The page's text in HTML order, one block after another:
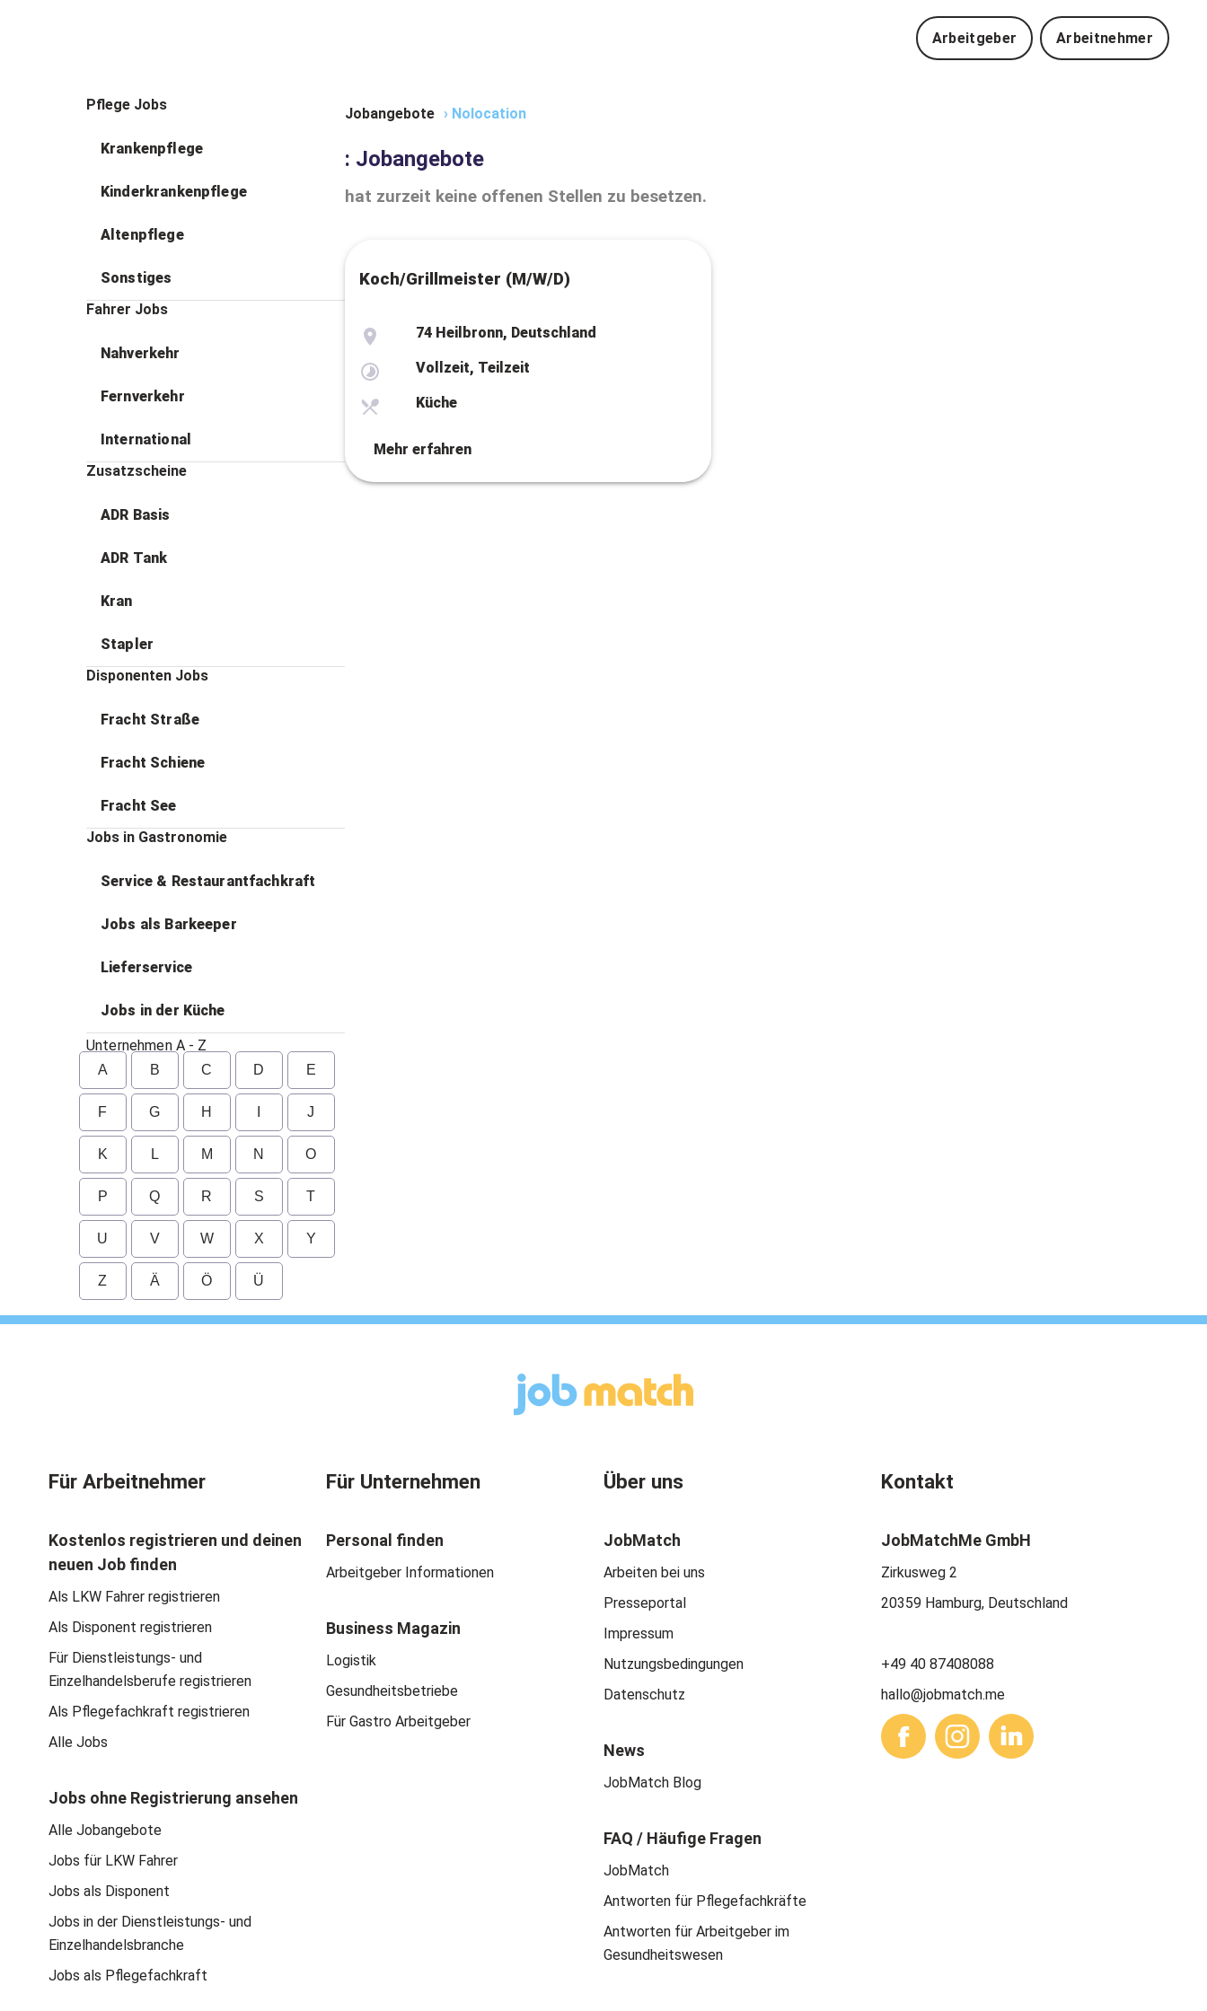
Arbeitgeber Arbeitnehmer
Pflege Jobs
Krankenpflege
Kinderkrankenpflege
Altenpflege
Sonstiges
Fahrer Jobs
Nahverkehr
Fernverkehr
International
Zusatzscheine
ADR Basis
ADR Tank
Kran
Stapler
Disponenten Jobs
Fracht Straße
Fracht Schiene
Fracht See
Jobs in Gastronomie
Service & Restaurantfachkraft
Jobs als Barkeeper
Lieferservice
Jobs in der Küche
Unternehmen A - Z
A B C D E
F G H J
K L M N O
P Q R S T
U V W X Y
Z Ä Ö Ü
Jobangebote › Nolocation
: Jobangebote
hat zurzeit keine offenen Stellen zu besetzen.
Koch/Grillmeister (M/W/D)
74 Heilbronn, Deutschland
Vollzeit, Teilzeit
Küche
Mehr erfahren
Für Arbeitnehmer
Kostenlos registrieren und deinen
neuen Job finden
Als LKW Fahrer registrieren
Als Disponent registrieren
Für Dienstleistungs- und
Einzelhandelsberufe registrieren
Als Pflegefachkraft registrieren
Alle Jobs
Jobs ohne Registrierung ansehen
Alle Jobangebote
Jobs für LKW Fahrer
Jobs als Disponent
Jobs in der Dienstleistungs- und
Einzelhandelsbranche
Jobs als Pflegefachkraft
Für Unternehmen
Personal finden
Arbeitgeber Informationen
Business Magazin
Logistik
Gesundheitsbetriebe
Für Gastro Arbeitgeber
Über uns
JobMatch
Arbeiten bei uns
Presseportal
Impressum
Nutzungsbedingungen
Datenschutz
News
JobMatch Blog
FAQ / Häufige Fragen
JobMatch
Antworten für Pflegefachkräfte
Antworten für Arbeitgeber im
Gesundheitswesen
Kontakt
JobMatchMe GmbH
Zirkusweg 2
20359 Hamburg, Deutschland
+49 40 87408088
hallo@jobmatch.me